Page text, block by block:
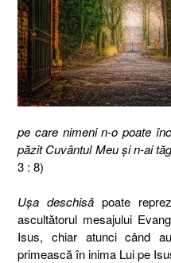
pe care nimeni n-o poate
păzit Cuvântul Meu şi n-ai
3 : 8)
Uşa deschisăpoate
ascultătorul mesajului
Isus, chiar atunci când
primească în inima Lui pe